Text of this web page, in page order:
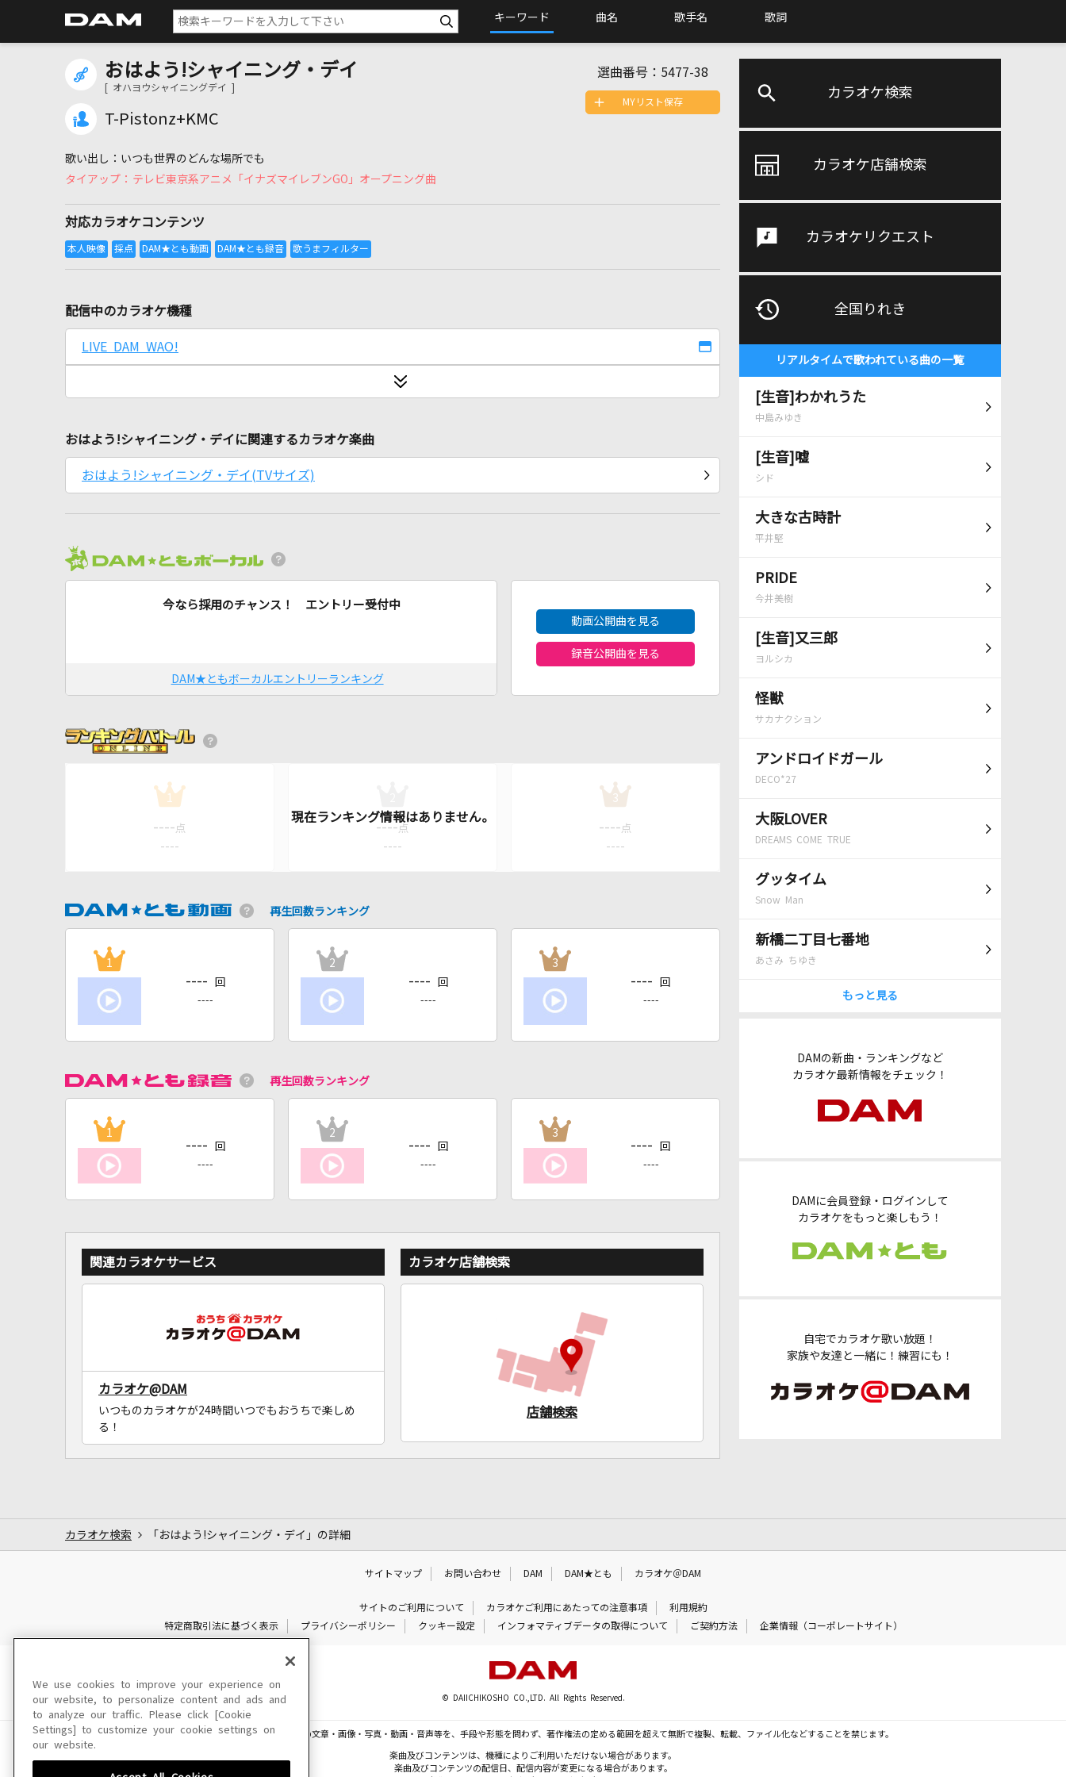
キーワード 曲名 歌手名 歌詞
カラオケ検索
カラオケ店舗検索
カラオケリクエスト
全国りれき
リアルタイムで歌われている曲の一覧
[生音]わかれうた
中島みゆき
[生音]嘘
シド
大きな古時計
平井堅
PRIDE
今井美樹
[生音]又三郎
ヨルシカ
怪獣
サカナクション
アンドロイドガール
DECO*27
大阪LOVER
DREAMS COME TRUE
グッタイム
Snow Man
新橋二丁目七番地
あさみ ちゆき
もっと見る
DAMの新曲・ランキングなど
カラオケ最新情報をチェック！
DAMに会員登録・ログインして
カラオケをもっと楽しもう！
自宅でカラオケ歌い放題！
家族や友達と一緒に！練習にも！
おはよう!シャイニング・デイ
[ オハヨウシャイニングデイ ]
T-Pistonz+KMC
選曲番号： 5477-38
いつも世界のどんな場所でも
テレビ東京系アニメ「イナズマイレブンGO」オープニング曲
対応カラオケコンテンツ
MYリスト保存
配信中のカラオケ機種
LIVE DAM WAO!
おはよう!シャイニング・デイに関連するカラオケ楽曲
おはよう!シャイニング・デイ(TVサイズ)
今なら採用のチャンス！ エントリー受付中
DAM★ともボーカルエントリーランキング
動画公開曲を見る
録音公開曲を見る
1
---- 点
----
---- 点
----
3
---- 点
----
再生回数ランキング
1
---- 回
----
2
---- 回
----
3
---- 回
----
再生回数ランキング
1
---- 回
----
2
---- 回
----
3
---- 回
----
関連カラオケサービス
カラオケ@DAM
いつものカラオケが24時間いつでもおうちで楽しめ
る！
カラオケ店舗検索
店舗検索
カラオケ検索 「おはよう!シャイニング・デイ」の詳細
サイトマップ お問い合わせ DAM DAM★とも カラオケ＠DAM
サイトのご利用について カラオケご利用にあたっての注意事項
利用規約
特定商取引法に基づく表示
プライバシーポリシー クッキー設定 インフォマティブデータの取得について ご契約方法 企業情報（コーポレートサイト）
© DAIICHIKOSHO CO.,LTD. All Rights Reserved.
このサイトに掲載されている一切の文章・画像・写真・動画・音声等を、手段や形態を問わず、著作権法の定める範囲を超えて無断で複製、転載、ファイル化などすることを禁じます。
楽曲及びコンテンツは、機種によりご利用いただけない場合があります。
楽曲及びコンテンツの配信日、配信内容が変更になる場合があります。
We use cookies to improve your experience on
our website, to personalize content and ads and
to analyze our traffic. Please click [Cookie
Settings] to customize your cookie settings on
our website.